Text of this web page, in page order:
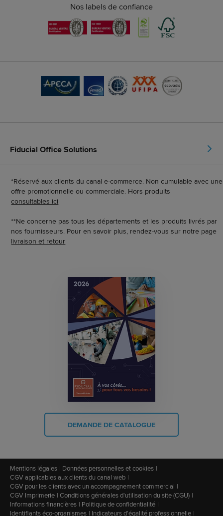
Nos labels de confiance
Fiducial Office Solutions
*Réservé aux clients du canal e-commerce. Non cumulable avec une
offre promotionnelle ou commerciale. Hors produits
consultables ici
**Ne concerne pas tous les départements et les produits livrés par
nos fournisseurs. Pour en savoir plus, rendez-vous sur notre page
livraison et retour
DEMANDE DE CATALOGUE
Mentions légales
Données personnelles et cookies
CGV applicables aux clients du canal web
CGV pour les clients avec un accompagnement commercial
CGV Imprimerie Conditions générales d'utilisation du site (CGU)
Informations financières
Politique de confidentialité
Identifiants éco-organismes
Indicateurs d'égalité professionnelle